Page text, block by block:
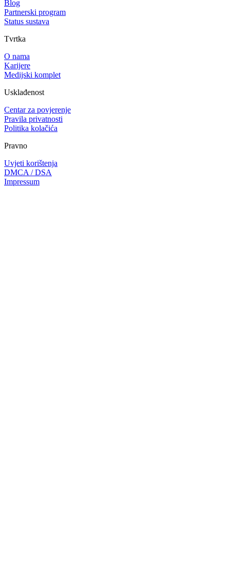
Blog
Partnerski program
Status sustava
Tvrtka
O nama
Karijere
Medijski komplet
Usklađenost
Centar za povjerenje
Pravila privatnosti
Politika kolačića
Pravno
Uvjeti korištenja
DMCA / DSA
Impressum